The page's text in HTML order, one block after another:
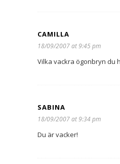
CAMILLA
18/09/2007 at 9:45 pm
Vilka vackra ögonbryn du
SABINA
18/09/2007 at 9:34 pm
Du är vacker!